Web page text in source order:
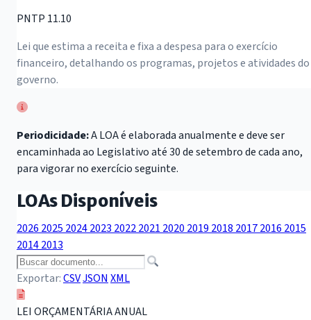
PNTP 11.10
Lei que estima a receita e fixa a despesa para o exercício
financeiro, detalhando os programas, projetos e atividades do
governo.
Periodicidade:A LOA é elaborada anualmente e deve ser
encaminhada ao Legislativo até 30 de setembro de cada ano,
para vigorar no exercício seguinte.
LOAs Disponíveis
2026 2025 20242023 20222021 2020 2019 2018 20172016 2015
20142013
Exportar:CSVJSON XML
LEI ORÇAMENTÁRIA ANUAL